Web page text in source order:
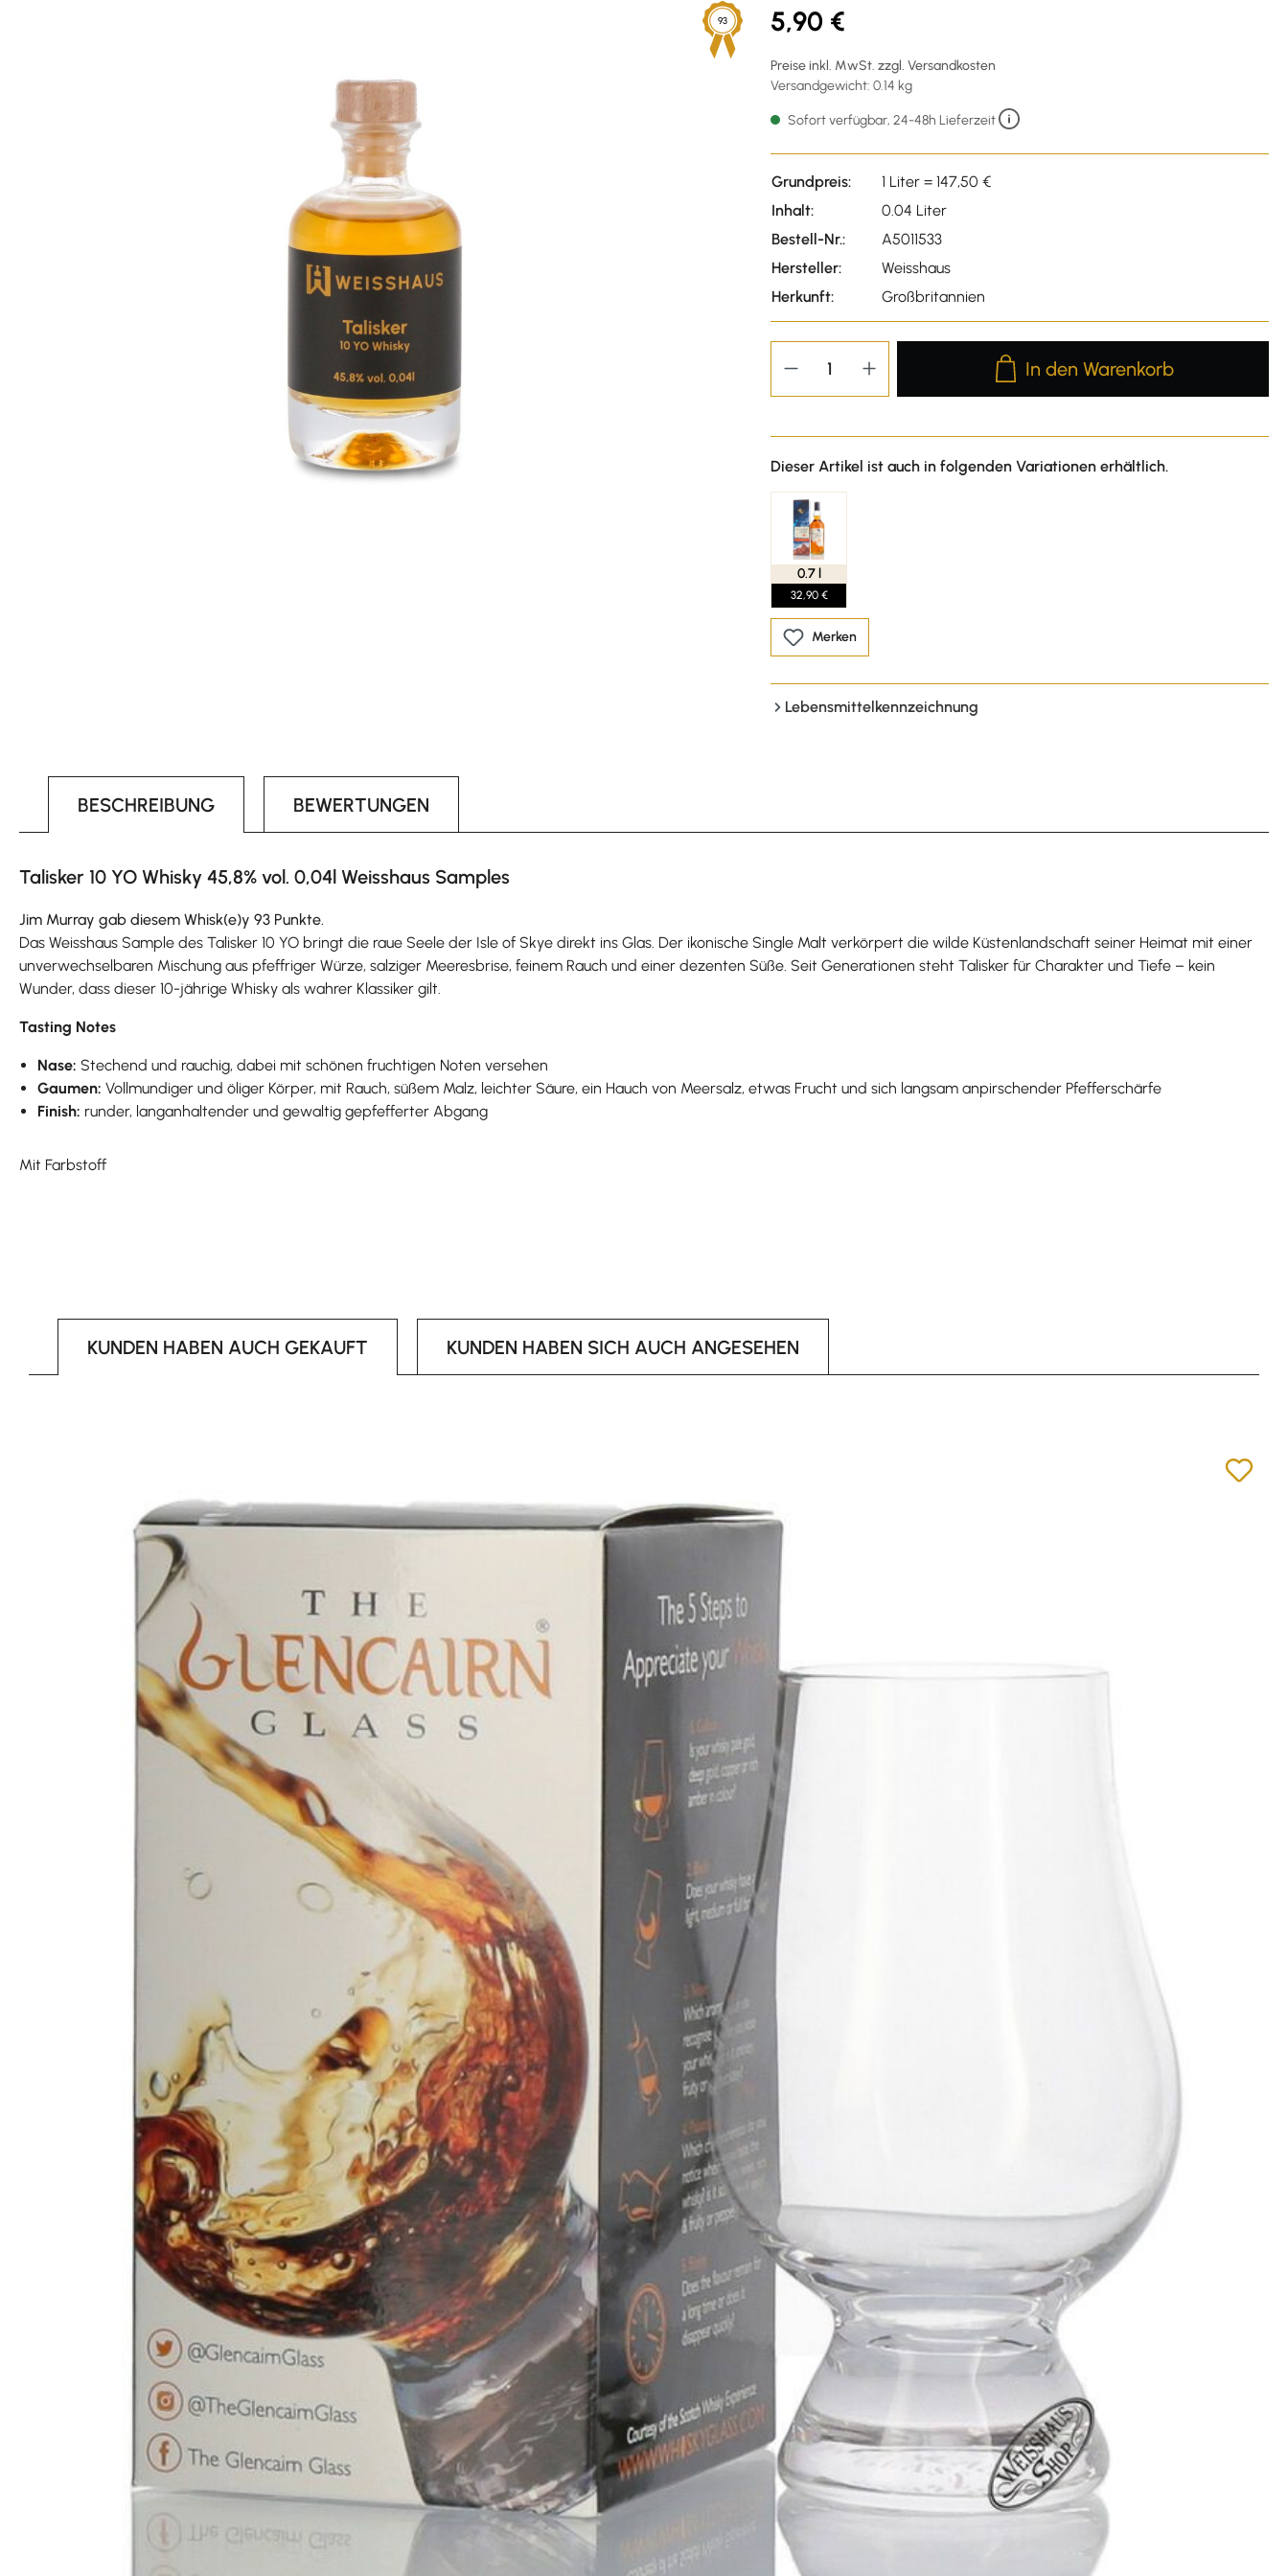
93 5,90 €
Preise inkl. MwSt. zzgl. Versandkosten
Versandgewicht: 0.14 kg
Sofort verfügbar, 24-48h Lieferzeit
Grundpreis:
1 Liter = 147,50 €
Inhalt:
0.04 Liter
Bestell-Nr.:
A5011533
Hersteller:
Weisshaus
Herkunft:
Großbritannien
Produkt Anzahl: Gib den
In den Warenkorb
Dieser Artikel ist auch in folgenden Variationen erhältlich.
0.7 l
32,90 €
Merken
Lebensmittelkennzeichnung
BESCHREIBUNG BEWERTUNGEN
Talisker 10 YO Whisky 45,8% vol. 0,04l Weisshaus Samples
Jim Murray gab diesem Whisk(e)y 93 Punkte.
Das Weisshaus Sample des Talisker 10 YO bringt die raue Seele der Isle of Skye direkt ins Glas. Der ikonische Single Malt verkörpert die wilde Küstenlandschaft seiner Heimat mit einer
unverwechselbaren Mischung aus pfeffriger Würze, salziger Meeresbrise, feinem Rauch und einer dezenten Süße. Seit Generationen steht Talisker für Charakter und Tiefe – kein
Wunder, dass dieser 10-jährige Whisky als wahrer Klassiker gilt.
Tasting Notes
Nase: Stechend und rauchig, dabei mit schönen fruchtigen Noten versehen
Gaumen: Vollmundiger und öliger Körper, mit Rauch, süßem Malz, leichter Säure, ein Hauch von Meersalz, etwas Frucht und sich langsam anpirschender Pfefferschärfe
Finish: runder, langanhaltender und gewaltig gepfefferter Abgang
Mit Farbstoff
KUNDEN HABEN AUCH GEKAUFT KUNDEN HABEN SICH AUCH ANGESEHEN